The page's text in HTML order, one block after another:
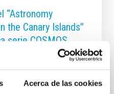
Acerca de las cookies
“Astronomy
the Canary Islands”
serie COSMOS
cósmico” es el título
del Curso Internacional
organizado por el